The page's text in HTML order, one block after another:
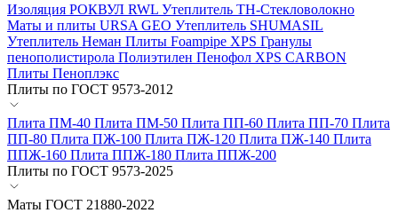
Изоляция РОКВУЛ RWL Утеплитель ТН-Стекловолокно
Маты и плиты URSA GEO Утеплитель SHUMASIL
Утеплитель Неман Плиты Foampipe XPS Гранулы
пенополистирола Полиэтилен Пенофол XPS CARBON
Плиты Пеноплэкс
Плиты по ГОСТ 9573-2012
Плита ПМ-40 Плита ПМ-50 Плита ПП-60 Плита ПП-70 Плита
ПП-80 Плита ПЖ-100 Плита ПЖ-120 Плита ПЖ-140 Плита
ППЖ-160 Плита ППЖ-180 Плита ППЖ-200
Плиты по ГОСТ 9573-2025
Маты ГОСТ 21880-2022